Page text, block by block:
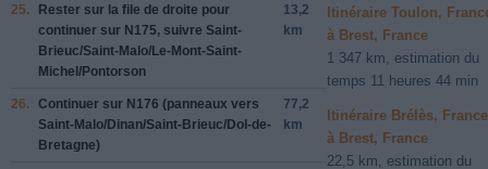
25. Rester sur la file de droite pour
continuer sur N175, suivre Saint-
Brieuc/Saint-Malo/Le-Mont-Saint-
Michel/Pontorson
13,2
km
26. Continuer sur N176 (panneaux vers
Saint-Malo/Dinan/Saint-Brieuc/Dol-de-
Bretagne)
77,2
km
Itinéraire Toulon,
à Brest, France
1 347 km, estimation du
temps 11 heures 44 min
Itinéraire Brélès, France
à Brest, France
22,5 km, estimation du